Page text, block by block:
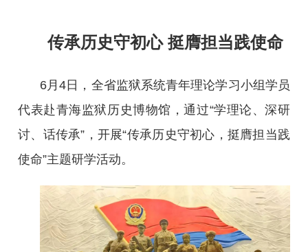
传承历史守初心 挺膺担当践使命
6月4日，全省监狱系统青年理论学习小组学员
代表赴青海监狱历史博物馆，通过“学理论、深研
讨、话传承”，开展“传承历史守初心，挺膺担当践
使命”主题研学活动。